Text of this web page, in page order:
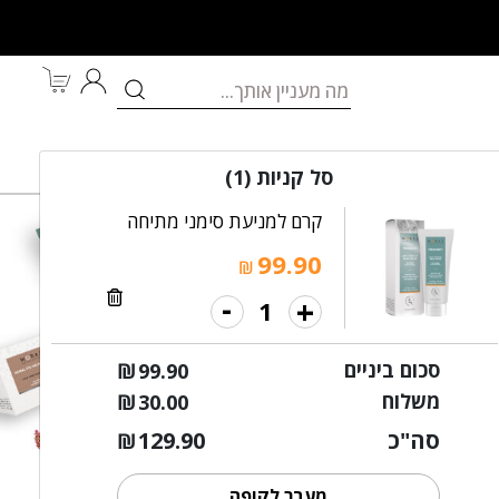
מותגים במבצע
סל קניות(1)
קרם למניעת סימני מתיחה
₪ 99.90
+
-
סכום ביניים ₪99.90
משלוח
₪30.00
סה"כ ₪129.90